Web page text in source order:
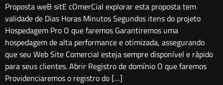
Proposta weB sitE cOmerCial explorar esta proposta tem
validade de Dias Horas Minutos Segundos itens do projeto
Hospedagem Pro O que faremos Garantiremos uma
hospedagem de alta performance e otimizada, assegurando
que seu Web Site Comercial esteja sempre disponível e rápido
para seus clientes. Abrir Registro de domínio O que faremos
Providenciaremos o registro do […]